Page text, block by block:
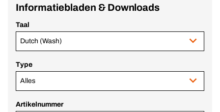
Informatiebladen & Downloads
Taal
Dutch (Wash)
Type
Alles
Artikelnummer